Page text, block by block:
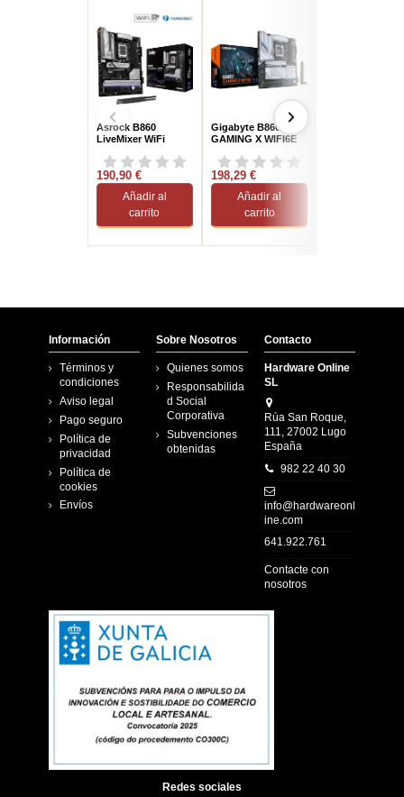
Asrock B860
LiveMixer WiFi
190,90 €
Añadir al
carrito
Gigabyte B860
GAMING X WIFI6E
198,29 €
Añadir al
carrito
Información
Términos y
condiciones
Aviso legal
Pago seguro
Política de
privacidad
Política de
cookies
Envíos
Sobre Nosotros
Quienes somos
Responsabilida
d Social
Corporativa
Subvenciones
obtenidas
Contacto
Hardware Online
SL
Rúa San Roque,
111, 27002 Lugo
España
982 22 40 30
info@hardwareonl
ine.com
641.922.761
Contacte con
nosotros
Redes sociales